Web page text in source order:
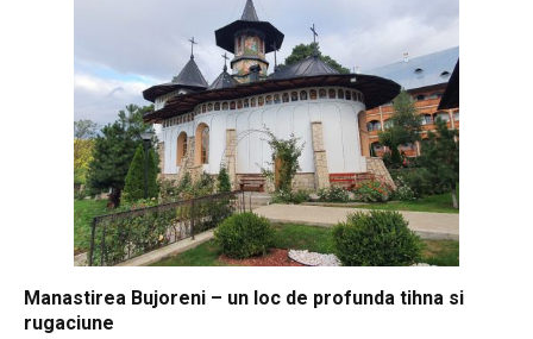
Manastirea Bujoreni – un loc de profunda tihna si
rugaciune